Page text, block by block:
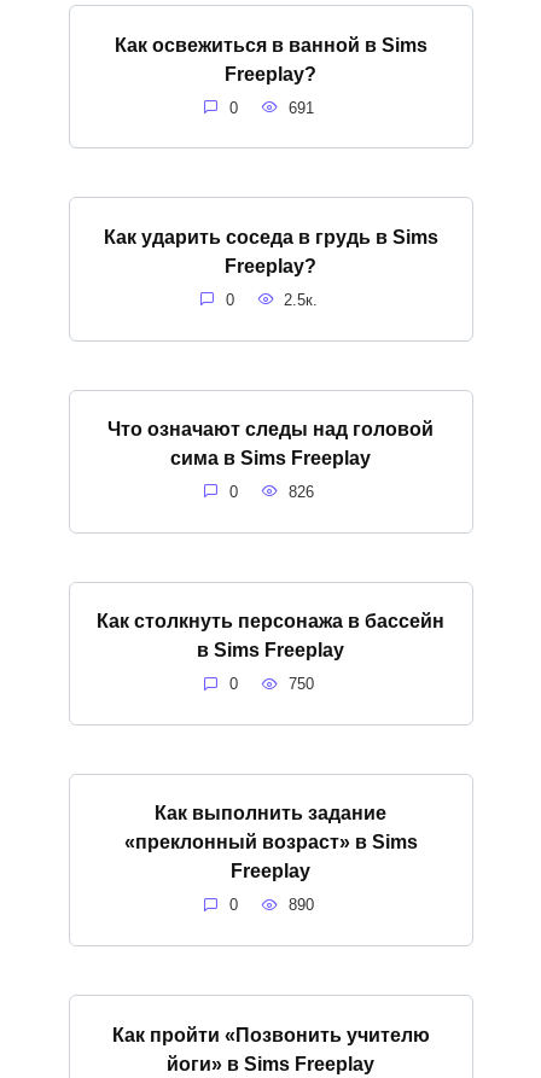
Как освежиться в ванной в Sims
Freeplay?
0 691
Как ударить соседа в грудь в Sims
Freeplay?
0 2.5к.
Что означают следы над головой
сима в Sims Freeplay
0 826
Как столкнуть персонажа в бассейн
в Sims Freeplay
0 750
Как выполнить задание
«преклонный возраст» в Sims
Freeplay
0 890
Как пройти «Позвонить учителю
йоги» в Sims Freeplay